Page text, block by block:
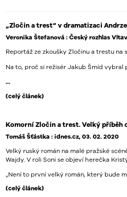
„Zločin a trest“ v dramatizaci
Veronika Štefanová : Český rozhlas
Reportáž ze zkoušky Zločinu a trestu
Na to, proč si režisér Jakub Šmíd vybral
...
(celý článek)
Komorní Zločin a trest. Velký příběh
Tomáš Šťástka : idnes.cz, 03. 02. 2020
Velký ruský román na malé pražské
Wajdy. V roli Soni se objeví herečka
„Není to první velký román, který bude
(celý článek)